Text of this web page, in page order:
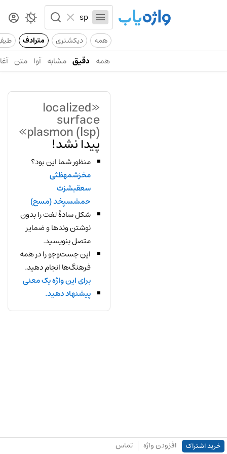
همه دیکشنری مترادف
همه دقیق مشابه آوا متن
«localized
surface
plasmon (lsp)»
پیدا نشد!
منظور شما این بود؟
مخزشمهظثی
سعقبشزث
حمشسپخد (مسح)
شکل سادهٔ لغت را بدون
نوشتن وندها و ضمایر
متصل بنویسید.
این جست‌وجو را در همه
فرهنگ‌ها انجام دهید.
برای این واژه یک معنی
پیشنهاد دهید.
خرید اشتراک افزودن واژه تماس